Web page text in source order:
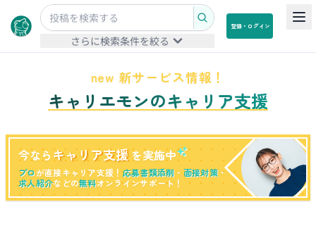
さらに検索条件を絞る
登録・ログイン
new 新サービス情報！
キャリエモンのキャリア支援
今なら キャリア支援 を実施中
プロが直接キャリア支援！応募書類添削 ・ 面接対策・
求人紹介などの無料オンラインサポート！